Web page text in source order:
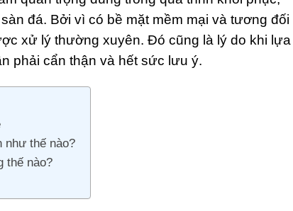
đá. Bởi vì có bề mặt mềm mại và tương đối
xử lý thường xuyên. Đó cũng là lý do khi lựa
phải cẩn thận và hết sức lưu ý.
như thế nào?
thế nào?